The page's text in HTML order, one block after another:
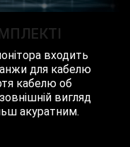
входить
для кабелю
кабелю об
вигляд
акуратним.